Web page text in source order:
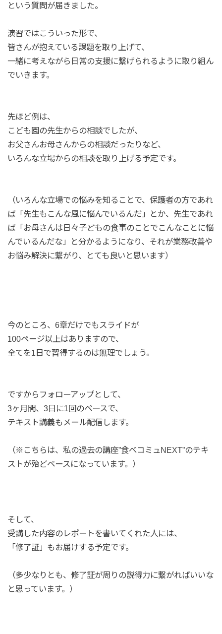
という質問が届きました。
演習ではこういった形で、
皆さんが抱えている課題を取り上げて、
一緒に考えながら日常の支援に繋げられるように取り組ん
でいきます。
先ほど例は、
こども園の先生からの相談でしたが、
お父さんお母さんからの相談だったりなど、
いろんな立場からの相談を取り上げる予定です。
（いろんな立場での悩みを知ることで、保護者の方であれ
ば「先生もこんな風に悩んでいるんだ」とか、先生であれ
ば「お母さんは日々子どもの食事のことでこんなことに悩
んでいるんだな」と分かるようになり、それが業務改善や
お悩み解決に繋がり、とても良いと思います）
今のところ、6章だけでもスライドが
100ページ以上はありますので、
全てを1日で習得するのは無理でしょう。
ですからフォローアップとして、
3ヶ月間、3日に1回のペースで、
テキスト講義もメール配信します。
（※こちらは、私の過去の講座”食べコミュNEXT”のテキ
ストが殆どベースになっています。）
そして、
受講した内容のレポートを書いてくれた人には、
「修了証」もお届けする予定です。
（多少なりとも、修了証が周りの説得力に繋がればいいな
と思っています。）